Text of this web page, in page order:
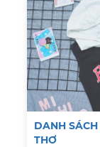
DANH
THƠ